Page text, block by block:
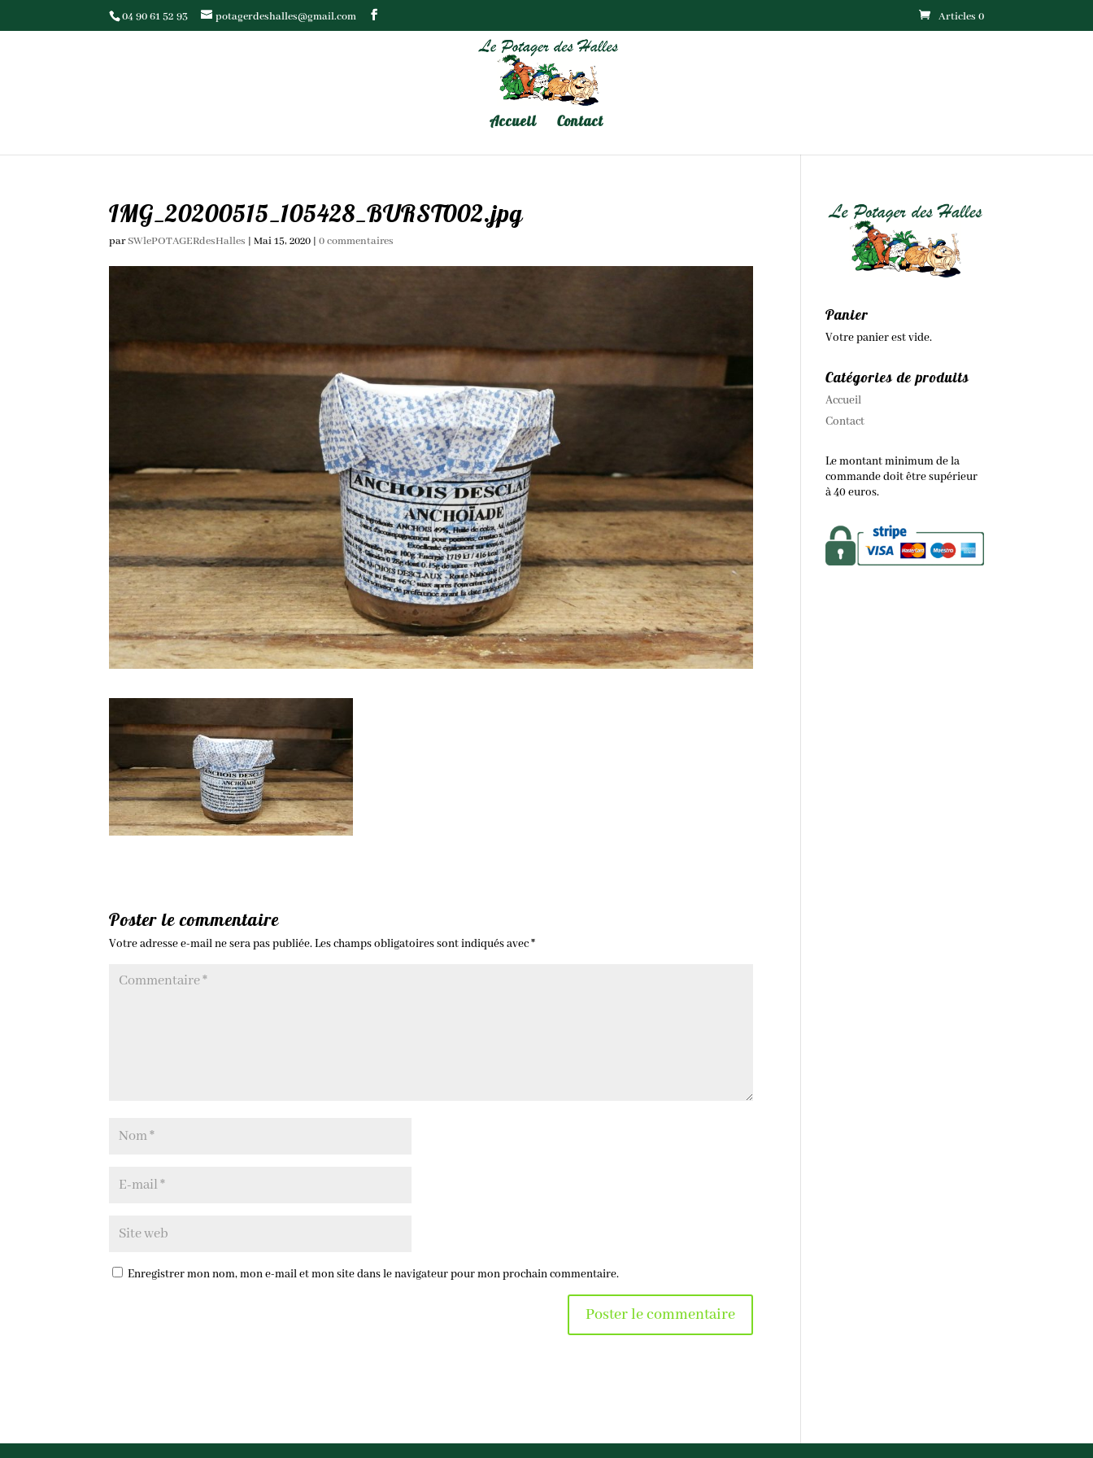
04 90 61 52 93 potagerdeshalles@gmail.com Articles 0
Accueil Contact
IMG_20200515_105428_BURST002.jpg
parSWlePOTAGERdesHalles |Mai 15, 2020 |0 commentaires
Poster le commentaire
Votre adresse e-mail ne sera pas publiée.Les champs obligatoires sont indiqués avec*
Enregistrer mon nom, mon e-mail et mon site dans le navigateur pour mon prochain commentaire.
Panier
Votre panier est vide.
Catégories de produits
Accueil
Contact
Le montant minimum de la
commande doit être supérieur
à 40 euros.